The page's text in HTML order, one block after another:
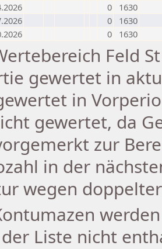
0
1630
0
1630
0 1630
Feld
gewertet in
in
gewertet, da
zur
in der
wegen
Liste nicht